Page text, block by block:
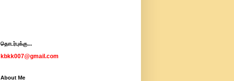
தொடர்புக்கு...
kbkk007@gmail.com
About Me